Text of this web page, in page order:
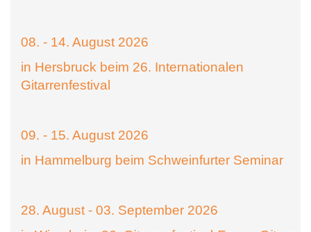
08. - 14. August 2026
in Hersbruck beim 26. Internationalen
Gitarrenfestival
09. - 15. August 2026
in Hammelburg beim Schweinfurter Seminar
28. August - 03. September 2026